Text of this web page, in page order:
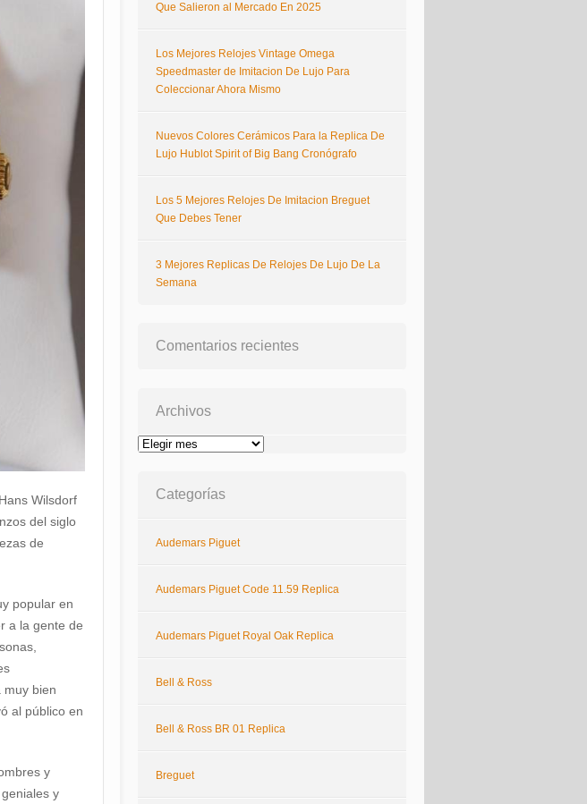
Wilsdorf
del siglo
de
popular en
a la gente de
muy bien
al público en
y
y
Que Salieron al Mercado En 2025
Los Mejores Relojes Vintage Omega
Speedmaster de Imitacion De Lujo Para
Coleccionar Ahora Mismo
Nuevos Colores Cerámicos Para la Replica De
Lujo Hublot Spirit of Big Bang Cronógrafo
Los 5 Mejores Relojes De Imitacion Breguet
Que Debes Tener
3 Mejores Replicas De Relojes De Lujo De La
Semana
Comentarios recientes
Archivos
Archivos
Categorías
Audemars Piguet
Audemars Piguet Code 11.59 Replica
Audemars Piguet Royal Oak Replica
Bell & Ross
Bell & Ross BR 01 Replica
Breguet